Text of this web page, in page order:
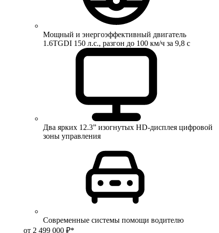
Мощный и энергоэффективный двигатель
1.6TGDI 150 л.с., разгон до 100 км/ч за 9,8 с
Два ярких 12.3” изогнутых HD-дисплея цифровой
зоны управления
Современные системы помощи водителю
от 2 499 000 ₽*